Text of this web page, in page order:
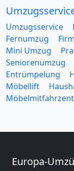
Umzugsservice
Fernumzug
Mini Umzug
Seniorenumzug
Entrümpelung
Möbellift
Europa-